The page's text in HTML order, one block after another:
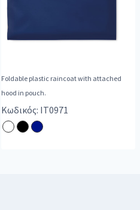
Foldable plastic raincoat with attached
hood in pouch.
Κωδικός: IT0971